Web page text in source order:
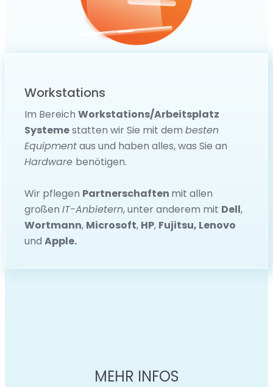
Workstations
Im Bereich Workstations/Arbeitsplatz
Systemestatten wir Sie mit dem besten
Equipmentaus und haben alles, was Sie an
Hardware benötigen.
Wir pflegen Partnerschaften mit allen
großen IT-Anbietern, unter anderem mit Dell,
Wortmann, Microsoft, HP, Fujitsu, Lenovo
und Apple.
MEHR INFOS